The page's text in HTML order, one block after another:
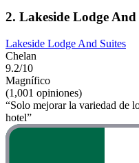
2. Lakeside Lodge And
Lakeside Lodge And Suites
Chelan
9.2/10
Magnífico
(1,001 opiniones)
“Solo mejorar la variedad de
hotel”